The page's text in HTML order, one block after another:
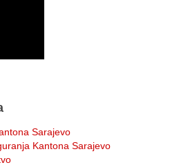
Sarajevo
Kantona Sarajevo